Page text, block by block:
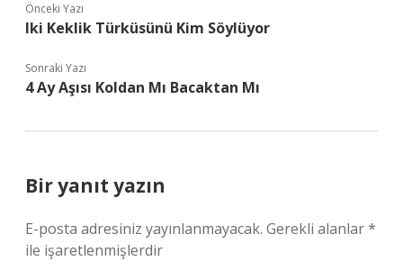
Önceki Yazı
Iki Keklik Türküsünü Kim Söylüyor
Sonraki Yazı
4 Ay Aşısı Koldan Mı Bacaktan Mı
Bir yanıt yazın
E-posta adresiniz yayınlanmayacak. Gerekli alanlar*
ile işaretlenmişlerdir